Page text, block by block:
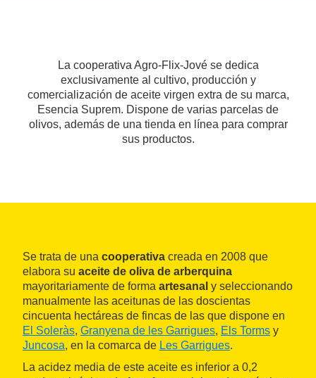
La cooperativa Agro-Flix-Jové se dedica
exclusivamente al cultivo, producción y
comercialización de aceite virgen extra de su marca,
Esencia Suprem. Dispone de varias parcelas de
olivos, además de una tienda en línea para comprar
sus productos.
Se trata de una cooperativa creada en 2008 que
elabora su aceite de oliva de arberquina
mayoritariamente de forma artesanal y seleccionando
manualmente las aceitunas de las doscientas
cincuenta hectáreas de fincas de las que dispone en
El Soleràs, Granyena de les Garrigues, Els Torms y
Juncosa, en la comarca de Les Garrigues.
La acidez media de este aceite es inferior a 0,2